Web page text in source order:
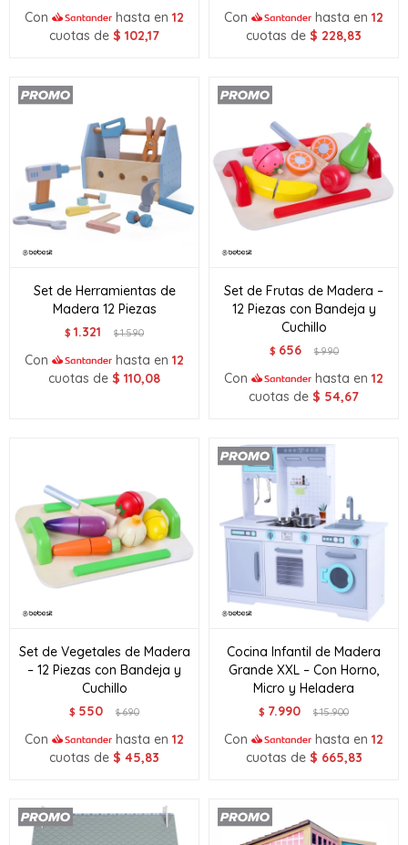
Con hasta en 12
cuotas de $ 102,17
Con hasta en 12
cuotas de $ 228,83
Set de Herramientas de
Madera 12 Piezas
$ 1.321 $1.590
Con hasta en 12
cuotas de $ 110,08
Set de Frutas de Madera –
12 Piezas con Bandeja y
Cuchillo
$ 656 $990
Con hasta en 12
cuotas de $ 54,67
Set de Vegetales de Madera
– 12 Piezas con Bandeja y
Cuchillo
$ 550 $690
Con hasta en 12
cuotas de $ 45,83
Cocina Infantil de Madera
Grande XXL – Con Horno,
Micro y Heladera
$ 7.990 $15.900
Con hasta en 12
cuotas de $ 665,83